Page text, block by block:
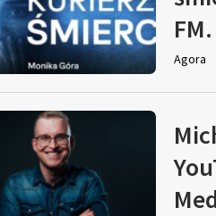
Agora